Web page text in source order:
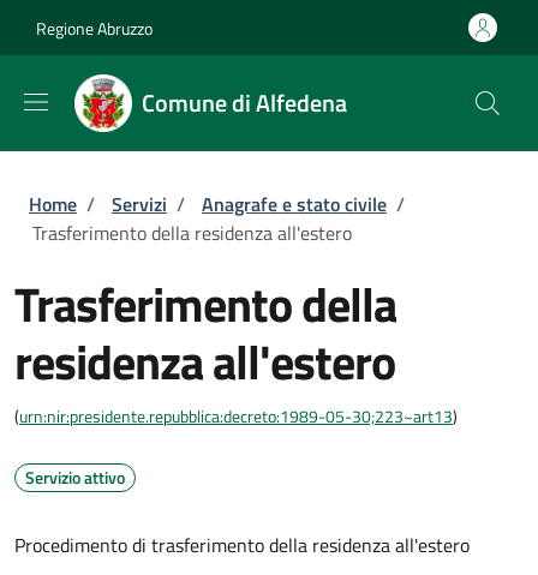
Regione Abruzzo
Comune di Alfedena
Briciole di pane
Home / Servizi / Anagrafe e stato civile /
Trasferimento della residenza all'estero
Trasferimento della
residenza all'estero
(urn:nir:presidente.repubblica:decreto:1989-05-30;223~art13)
Servizio attivo
Procedimento di trasferimento della residenza all'estero